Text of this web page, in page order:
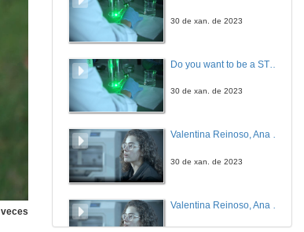
veces
30 de xan. de 2023
30 de xan. de 2023
Valentina Reinoso, Ana Vilas e Carmen Mariño
30 de xan. de 2023